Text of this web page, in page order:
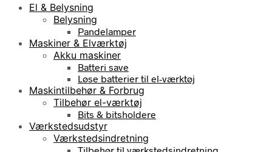
El & Belysning
Belysning
Pandelamper
Maskiner & Elværktøj
Akku maskiner
Batteri save
Løse batterier til el-værktøj
Maskintilbehør & Forbrug
Tilbehør el-værktøj
Bits & bitsholdere
Værkstedsudstyr
Værkstedsindretning
Tilbehør til værkstedsindretning